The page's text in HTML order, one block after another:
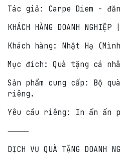
Tác giả: Carpe Diem -
KHÁCH HÀNG DOANH
Khách hàng: Nhật Hạ
Mục đích: Quà tặng cá
Sản phẩm cung cấp: Bộ
riêng.
Yêu cầu riêng: In ấn ấn
⸻
DỊCH VỤ QUÀ TẶNG DOANH